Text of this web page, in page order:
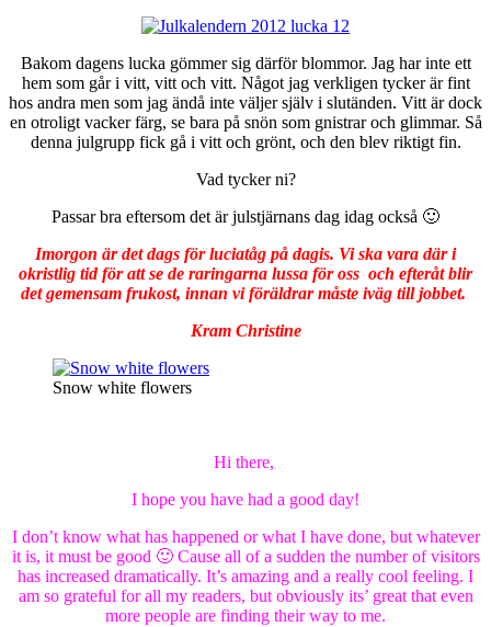
Bakom dagens lucka gömmer sig därför blommor. Jag har inte ett
hem som går i vitt, vitt och vitt. Något jag verkligen tycker är fint
hos andra men som jag ändå inte väljer själv i slutänden. Vitt är dock
en otroligt vacker färg, se bara på snön som gnistrar och glimmar. Så
denna julgrupp fick gå i vitt och grönt, och den blev riktigt fin.
Vad tycker ni?
Passar bra eftersom det är julstjärnans dag idag också 🙂
Imorgon är det dags för luciatåg på dagis. Vi ska vara där i
okristlig tid för att se de raringarna lussa för oss och efteråt blir
det gemensam frukost, innan vi föräldrar måste iväg till jobbet.
Kram Christine
Snow white flowers
Hi there,
I hope you have had a good day!
I don’t know what has happened or what I have done, but whatever
it is, it must be good 🙂 Cause all of a sudden the number of visitors
has increased dramatically. It’s amazing and a really cool feeling. I
am so grateful for all my readers, but obviously its’ great that even
more people are finding their way to me.